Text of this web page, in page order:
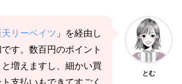
天リーベイツ 」を経由し
す。数百円のポイント
増えますし、細かい買
とむ